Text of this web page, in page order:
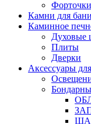
Камни для
Каминное
Духовые
Плиты
Дверки
Аксессуары